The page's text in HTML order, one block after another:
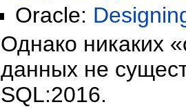
Oracle:
Однако никаких
данных не
SQL:2016.